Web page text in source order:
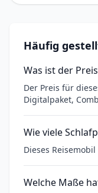
Häufig
Was ist der
Der Preis für
Digitalpaket,
Wie viele
Dieses
Welche Maße